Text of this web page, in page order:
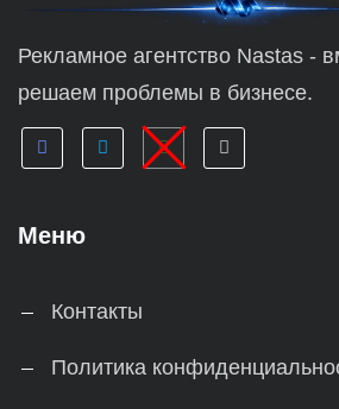
Рекламное агентство Nastas -
решаем проблемы в бизнесе.
Меню
Контакты
Политика